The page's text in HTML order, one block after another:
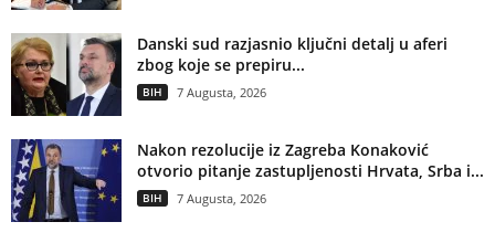
Danski sud razjasnio ključni detalj u aferi
zbog koje se prepiru...
BIH 7 Augusta, 2026
Nakon rezolucije iz Zagreba Konaković
otvorio pitanje zastupljenosti Hrvata, Srba i...
BIH 7 Augusta, 2026